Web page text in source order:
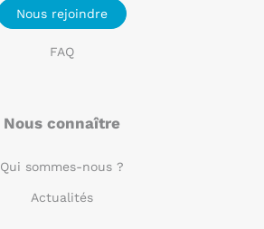
Nous rejoindre
FAQ
Nous connaître
Qui sommes-nous ?
Actualités